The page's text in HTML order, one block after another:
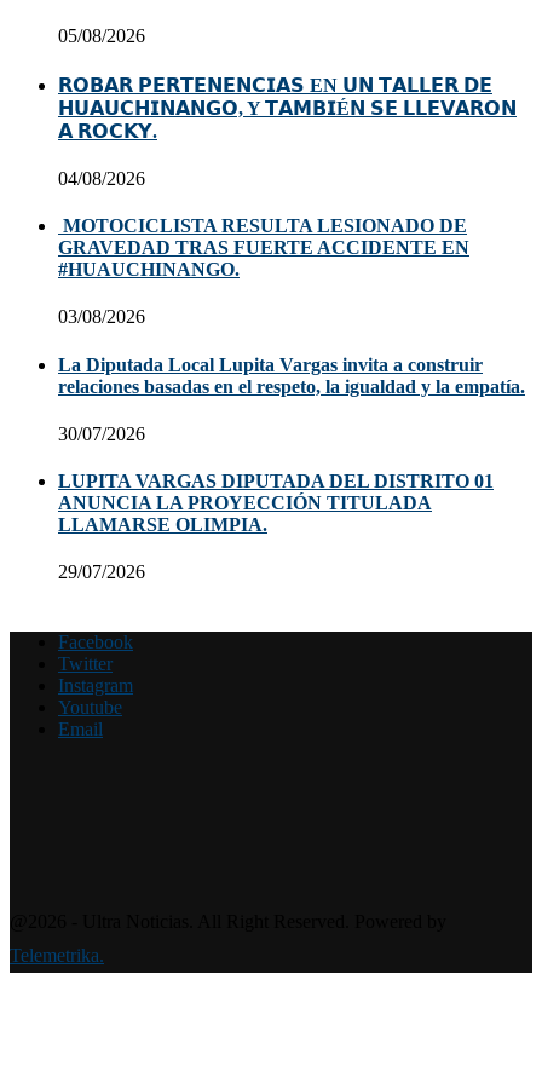
05/08/2026
𝗥𝗢𝗕𝗔𝗥 𝗣𝗘𝗥𝗧𝗘𝗡𝗘𝗡𝗖𝗜𝗔𝗦 EN 𝗨𝗡 𝗧𝗔𝗟𝗟𝗘𝗥 𝗗𝗘
𝗛𝗨𝗔𝗨𝗖𝗛𝗜𝗡𝗔𝗡𝗚𝗢, Y 𝗧𝗔𝗠𝗕𝗜É𝗡 𝗦𝗘 𝗟𝗟𝗘𝗩𝗔𝗥𝗢𝗡
𝗔 𝗥𝗢𝗖𝗞𝗬.
04/08/2026
MOTOCICLISTA RESULTA LESIONADO DE
GRAVEDAD TRAS FUERTE ACCIDENTE EN
#HUAUCHINANGO.
03/08/2026
La Diputada Local Lupita Vargas invita a construir
relaciones basadas en el respeto, la igualdad y la empatía.
30/07/2026
LUPITA VARGAS DIPUTADA DEL DISTRITO 01
ANUNCIA LA PROYECCIÓN TITULADA
LLAMARSE OLIMPIA.
29/07/2026
Facebook
Twitter
Instagram
Youtube
Email
Telemetrika.